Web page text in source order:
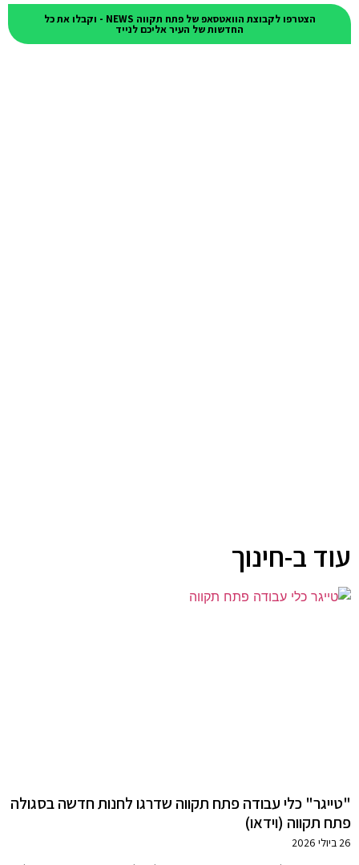
הצטרפו לקבוצת הוואטסאפ של פתח תקווה NEWS - וקבלו את כל
החדשות של העיר אליכם לנייד
עוד ב-חינוך
"טייגר" כלי עבודה פתח תקווה שדרגו לחנות חדשה בסגולה
פתח תקווה (וידאו)
26 ביולי 2026